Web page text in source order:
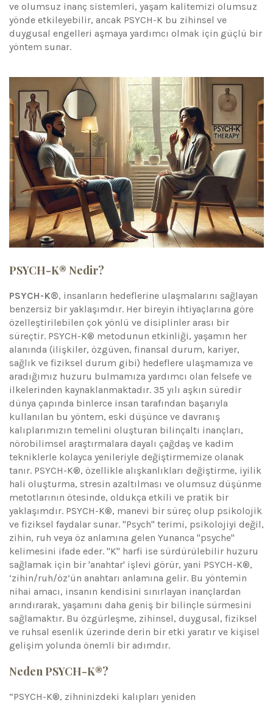
ve olumsuz inanç sistemleri, yaşam kalitemizi olumsuz
yönde etkileyebilir, ancak PSYCH-K bu zihinsel ve
duygusal engelleri aşmaya yardımcı olmak için güçlü bir
yöntem sunar.
PSYCH-K® Nedir?
PSYCH-K®, insanların hedeflerine ulaşmalarını sağlayan
benzersiz bir yaklaşımdır. Her bireyin ihtiyaçlarına göre
özelleştirilebilen çok yönlü ve disiplinler arası bir
süreçtir. PSYCH-K® metodunun etkinliği, yaşamın her
alanında (ilişkiler, özgüven, finansal durum, kariyer,
sağlık ve fiziksel durum gibi) hedeflere ulaşmamıza ve
aradığımız huzuru bulmamıza yardımcı olan felsefe ve
ilkelerinden kaynaklanmaktadır. 35 yılı aşkın süredir
dünya çapında binlerce insan tarafından başarıyla
kullanılan bu yöntem, eski düşünce ve davranış
kalıplarımızın temelini oluşturan bilinçaltı inançları,
nörobilimsel araştırmalara dayalı çağdaş ve kadim
tekniklerle kolayca yenileriyle değiştirmemize olanak
tanır. PSYCH-K®, özellikle alışkanlıkları değiştirme, iyilik
hali oluşturma, stresin azaltılması ve olumsuz düşünme
metotlarının ötesinde, oldukça etkili ve pratik bir
yaklaşımdır. PSYCH-K®, manevi bir süreç olup psikolojik
ve fiziksel faydalar sunar. "Psych" terimi, psikolojiyi değil,
zihin, ruh veya öz anlamına gelen Yunanca "psyche"
kelimesini ifade eder. "K" harfi ise sürdürülebilir huzuru
sağlamak için bir 'anahtar' işlevi görür, yani PSYCH-K®,
‘zihin/ruh/öz’ün anahtarı anlamına gelir. Bu yöntemin
nihai amacı, insanın kendisini sınırlayan inançlardan
arındırarak, yaşamını daha geniş bir bilinçle sürmesini
sağlamaktır. Bu özgürleşme, zihinsel, duygusal, fiziksel
ve ruhsal esenlik üzerinde derin bir etki yaratır ve kişisel
gelişim yolunda önemli bir adımdır.
Neden PSYCH-K®?
“PSYCH-K®, zihninizdeki kalıpları yeniden